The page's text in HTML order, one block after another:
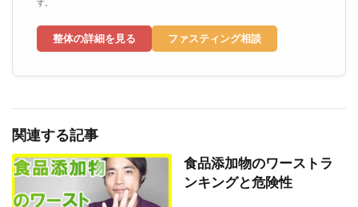
す。
整体の詳細を見る ファスティング相談
関連する記事
食品添加物のワーストラ
ンキングと危険性